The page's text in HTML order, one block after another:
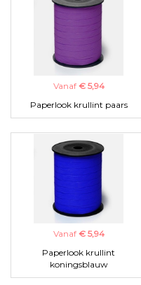
Vanaf € 5,94
Paperlook krullint paars
Vanaf € 5,94
Paperlook krullint
koningsblauw